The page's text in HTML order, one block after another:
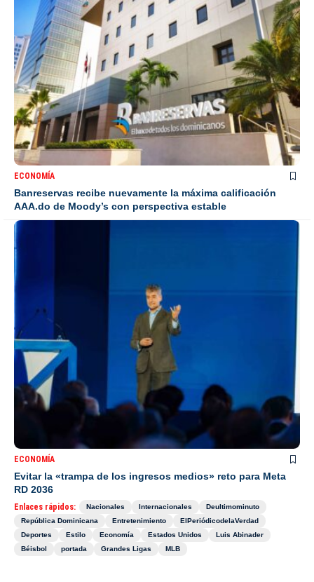
ECONOMÍA
Banreservas recibe nuevamente la máxima calificación
AAA.do de Moody’s con perspectiva estable
ECONOMÍA
Evitar la «trampa de los ingresos medios» reto para Meta
RD 2036
Enlaces rápidos: Nacionales Internacionales
Deultimominuto
República Dominicana
Entretenimiento
ElPeriódicodelaVerdad
Deportes
Estilo Economía Estados Unidos
Luis Abinader
Béisbol
portada Grandes Ligas MLB